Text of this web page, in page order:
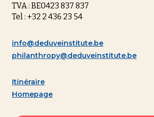
TVA : BE0423 837 837
Tel : +32 2 436 23 54
info@deduveinstitute.be
philanthropy@deduveinstitute.be
Itinéraire
Homepage